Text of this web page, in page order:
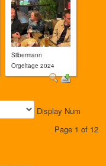
Silbermann
Orgeltage 2024
Display Num
Page 1 of 12